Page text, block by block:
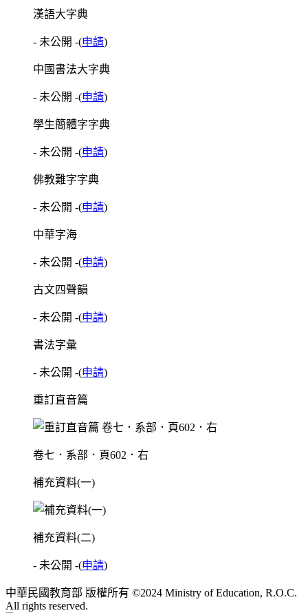
漢語大字典
- 未公開 -(申請)
中國書法大字典
- 未公開 -(申請)
學生簡體字字典
- 未公開 -(申請)
佛教難字字典
- 未公開 -(申請)
中華字海
- 未公開 -(申請)
古文四聲韻
- 未公開 -(申請)
書法字彙
- 未公開 -(申請)
重訂直音篇
卷七．系部．頁602．右
補充資料(一)
補充資料(二)
- 未公開 -(申請)
中華民國教育部 版權所有 ©2024 Ministry of Education, R.O.C.
All rights reserved.